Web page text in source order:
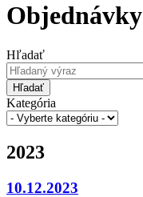
Objednávky
Hľadať
Hľadať
Kategória
2023
10.12.2023